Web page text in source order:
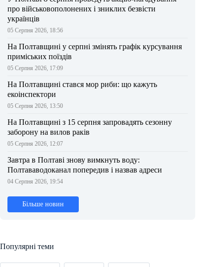
про військовополонених і зниклих безвісти
українців
05 Серпня 2026, 18:56
На Полтавщині у серпні змінять графік курсування
приміських поїздів
05 Серпня 2026, 17:09
На Полтавщині стався мор риби: що кажуть
екоінспектори
05 Серпня 2026, 13:50
На Полтавщині з 15 серпня запровадять сезонну
заборону на вилов раків
05 Серпня 2026, 12:07
Завтра в Полтаві знову вимкнуть воду:
Полтававодоканал попередив і назвав адреси
04 Серпня 2026, 19:54
Більше новин
Популярні теми